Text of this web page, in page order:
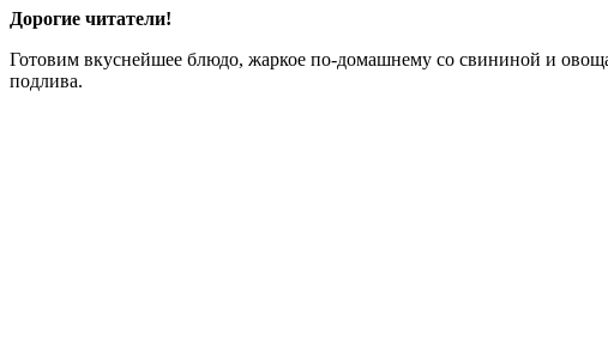
Дорогие читатели!
Готовим вкуснейшее блюдо, жаркое по-домашнему со свининой и
подлива.